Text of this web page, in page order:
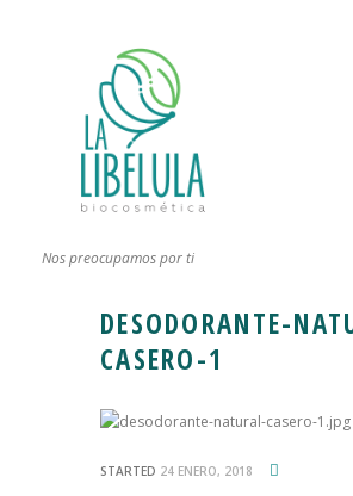
Nos preocupamos por ti
DESODORANTE-
CASERO-1
STARTED 24 ENERO, 2018